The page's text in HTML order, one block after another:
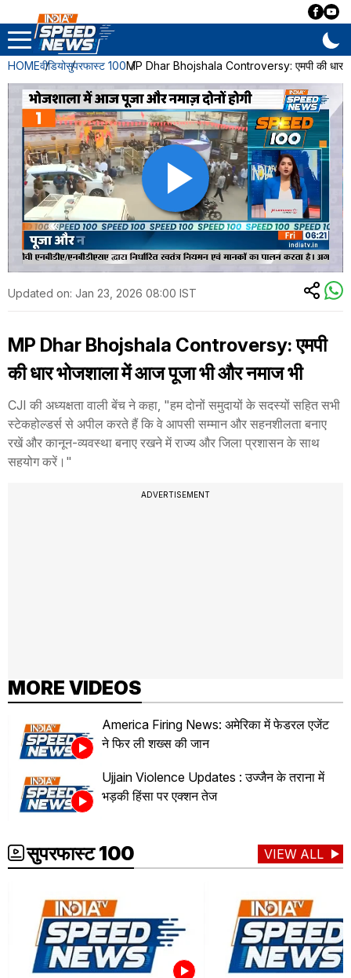
HOMEवीडियोसुपरफास्ट 100MP Dhar Bhojshala Controversy: एमपी की धार
Updated on: Jan 23, 2026 08:00 IST
MP Dhar Bhojshala Controversy: एमपी
की धार भोजशाला में आज पूजा भी और नमाज भी
CJI की अध्यक्षता वाली बेंच ने कहा, "हम दोनों समुदायों के सदस्यों सहित सभी
स्टेकहोल्डर्स से अपील करते हैं कि वे आपसी सम्मान और सहनशीलता बनाए
रखें और कानून-व्यवस्था बनाए रखने में राज्य और जिला प्रशासन के साथ
सहयोग करें।"
ADVERTISEMENT
MORE VIDEOS
America Firing News: अमेरिका में फेडरल एजेंट
ने फिर ली शख्स की जान
Ujjain Violence Updates : उज्जैन के तराना में
भड़की हिंसा पर एक्शन तेज
सुपरफास्ट 100 VIEW ALL